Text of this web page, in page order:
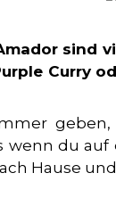
sind
Curry
wenn du
Hause